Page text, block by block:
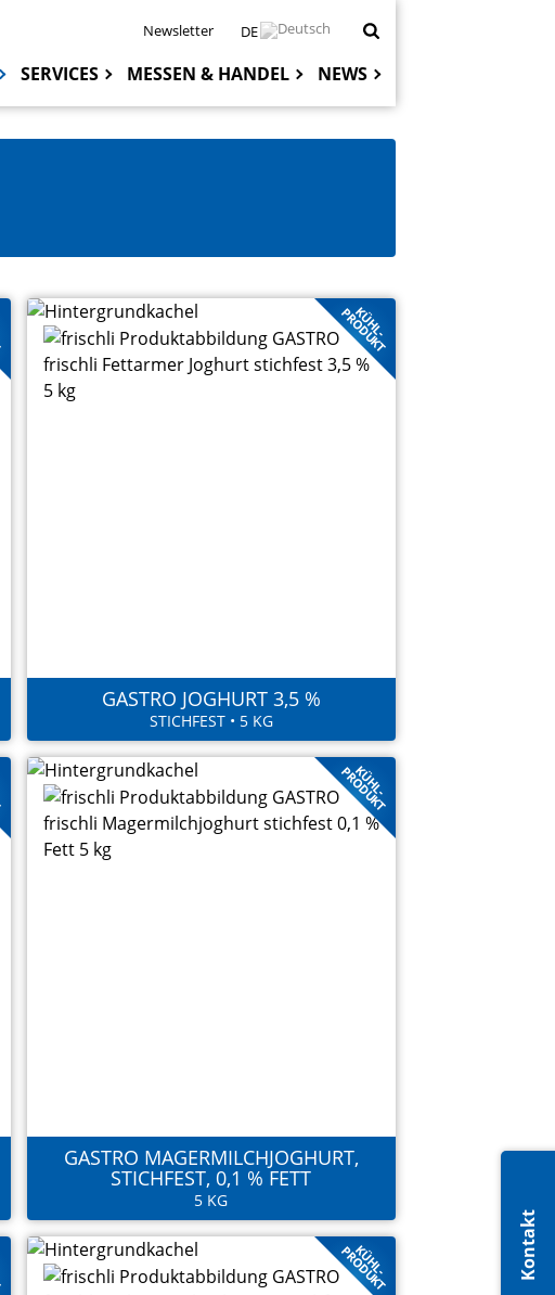
Newsletter DE
SERVICES MESSEN & HANDEL NEWS
KÜHL-
PRODUKT
GASTRO JOGHURT 3,5 %
STICHFEST • 5 KG
KÜHL-
PRODUKT
GASTRO MAGERMILCHJOGHURT,
STICHFEST, 0,1 % FETT
5 KG
KÜHL-
PRODUKT Kontakt